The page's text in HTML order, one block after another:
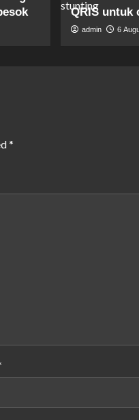
QRIS untuk
admin 6
*